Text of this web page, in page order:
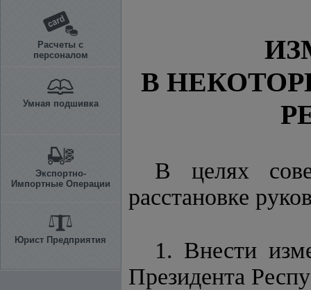
Расчеты с
персоналом
Умная подшивка
Экспортно-
Импортные Операции
Юрист Предприятия
В
В целях
расстановке
1. Внести
Президента